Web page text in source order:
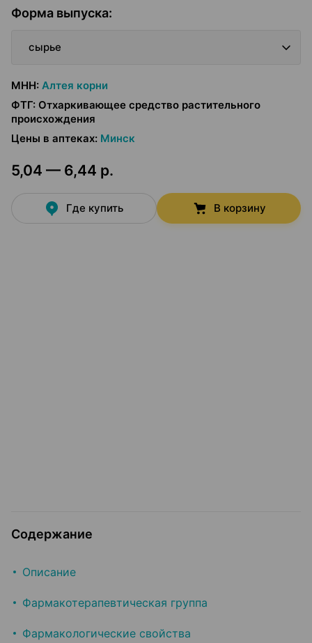
Форма выпуска:
сырье
МНН: Алтея корни
ФТГ: Отхаркивающее средство растительного
происхождения
Цены в аптеках: Минск
5,04 — 6,44 р.
Где купить В корзину
Содержание
Описание
Фармакотерапевтическая группа
Фармакологические свойства